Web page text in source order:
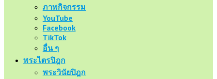
ภาพกิจกรรม
YouTube
Facebook
TikTok
อื่น ๆ
พระไตรปิฎก
พระวินัยปิฎก